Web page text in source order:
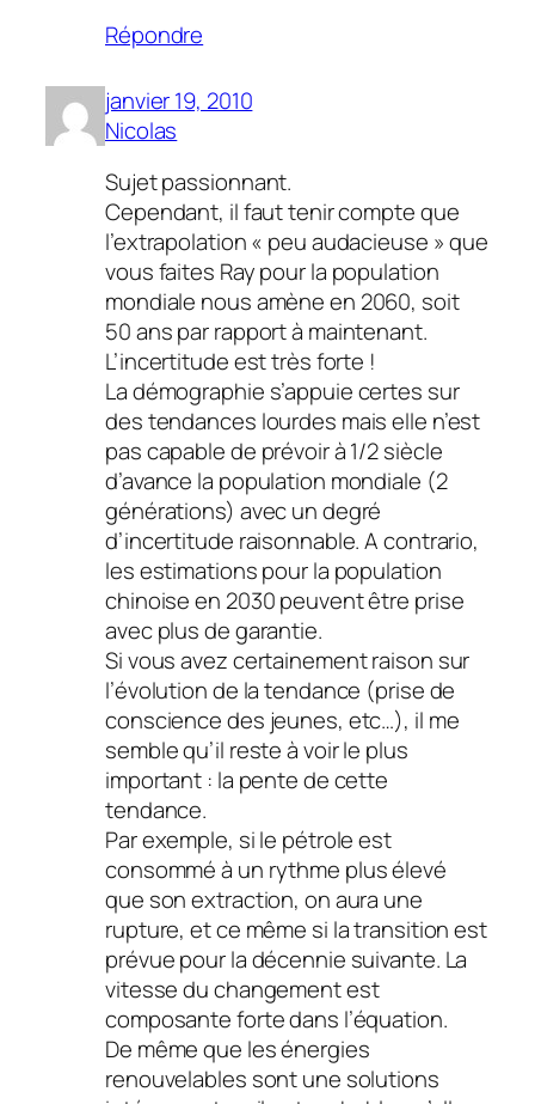
Répondre
janvier 19, 2010
Nicolas
Sujet passionnant.
Cependant, il faut tenir compte que
l’extrapolation « peu audacieuse » que
vous faites Ray pour la population
mondiale nous amène en 2060, soit
50 ans par rapport à maintenant.
L’incertitude est très forte !
La démographie s’appuie certes sur
des tendances lourdes mais elle n’est
pas capable de prévoir à 1/2 siècle
d’avance la population mondiale (2
générations) avec un degré
d’incertitude raisonnable. A contrario,
les estimations pour la population
chinoise en 2030 peuvent être prise
avec plus de garantie.
Si vous avez certainement raison sur
l’évolution de la tendance (prise de
conscience des jeunes, etc…), il me
semble qu’il reste à voir le plus
important : la pente de cette
tendance.
Par exemple, si le pétrole est
consommé à un rythme plus élevé
que son extraction, on aura une
rupture, et ce même si la transition est
prévue pour la décennie suivante. La
vitesse du changement est
composante forte dans l’équation.
De même que les énergies
renouvelables sont une solutions